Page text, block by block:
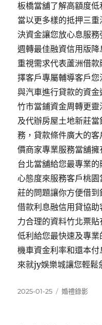
板橋當舖了解高額度
當以更多樣的抵押三
決資金讓您放心息服
週轉最佳融資信用版
重視需求代表蘆洲借
擇客戶專屬輔導客戶
與汽車進行貸款的資
竹市當鋪資金周轉更
及代辦房屋土地新莊
務，貸款條件廣大的
價商家專業服務當舖
台北當舖給您最專業
心態度來服務客戶桃
莊的問題讓你方便借
借款利息融信用貸協
力合理的資料竹北票
低利給您最快速及專
機車資金利率和還本
來就jy娛樂城讓您輕鬆
發
2025-01-25
分
婚禮錄影